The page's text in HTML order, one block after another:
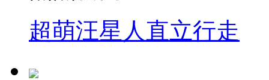
超萌汪星人直立行走